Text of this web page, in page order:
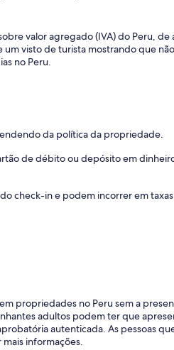
valor agregado (IVA) do Peru, de
visto de turista mostrando que
no Peru.
da política da propriedade.
de débito ou depósito em
check-in e podem incorrer em taxas
propriedades no Peru sem a
adultos podem ter que
autenticada. As pessoas
informações.